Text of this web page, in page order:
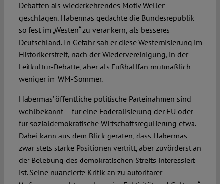
Debatten als wiederkehrendes Motiv Wellen
geschlagen. Habermas gedachte die Bundesrepublik
so fest im „Westen“ zu verankern, als besseres
Deutschland. In Gefahr sah er diese Westernisierung im
Historikerstreit, nach der Wiedervereinigung, in der
Leitkultur-Debatte, aber als Fußballfan mutmaßlich
weniger im WM-Sommer.
Habermas’ öffentliche politische Parteinahmen sind
wohlbekannt – für eine Föderalisierung der EU oder
für sozialdemokratische Wirtschaftsregulierung etwa.
Dabei kann aus dem Blick geraten, dass Habermas
zwar stets starke Positionen vertritt, aber zuvörderst an
der Belebung des demokratischen Streits interessiert
ist. Seine nuancierte Kritik an zu autoritärer